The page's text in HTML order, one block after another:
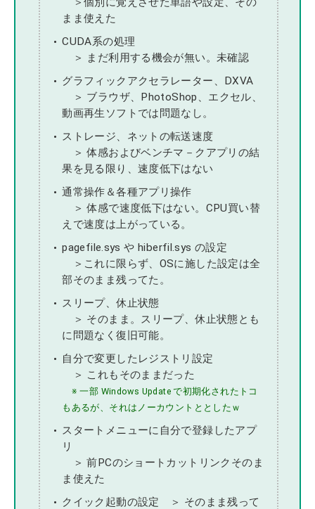
まま使えた
CUDA系の処理
＞ まだ利用する機会が無い。未確認
グラフィックアクセラレーター、DXVA
＞ ブラウザ、PhotoShop、エクセル、
動画再生ソフトでは問題なし。
ストレージ、ネットの転送速度
＞ 体感およびベンチマ－クアプリの結
果を見る限り、速度低下はない
通常操作＆各種アプリ操作
＞ 体感で速度低下はない。CPU買い替
えで速度は上がっている。
pagefile.sys や hiberfil.sys の設定
＞これに限らず、OSに施した設定は全
部そのまま残ってた。
スリープ、休止状態
＞ そのまま。スリープ、休止状態とも
に問題なく復旧可能。
自分で変更したレジストリ設定
＞ これもそのままだった
※ 一部 Windows Update で初期化されたトコ
もあるが、それはノーカウントととしたｗ
スタートメニューに自分で登録したアプ
リ
＞ 前PCのショートカットリンクそのま
ま使えた
クイック起動の設定 ＞ そのまま残って